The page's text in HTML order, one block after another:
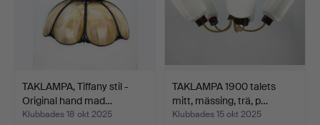
TAKLAMPA, Tiffany stil -
Original hand mad…
Klubbades 18 okt 2025
TAKLAMPA 1900 talets
mitt, mässing, trä, p…
Klubbades 15 okt 2025